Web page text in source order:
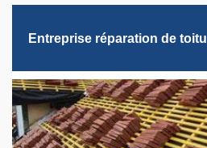
Entreprise réparation de